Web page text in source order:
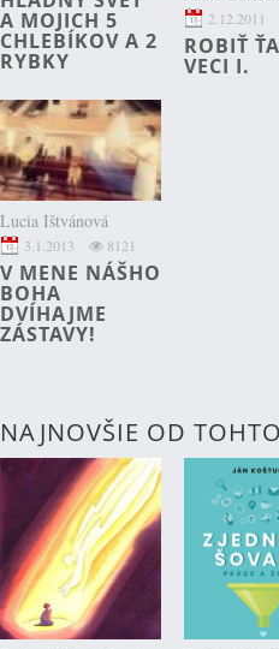
A MOJICH 5
CHLEBÍKOV A 2
RYBKY
2.12.2011
ROBIŤ
VECI I.
Lucia Ištvánová
3.1.2013 8121
V MENE NÁŠHO
BOHA
DVÍHAJME
ZÁSTAVY!
NAJNOVŠIE OD